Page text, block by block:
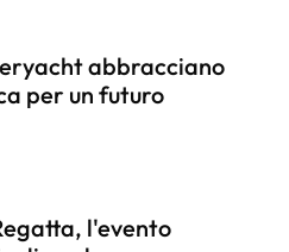
abbracciano
per un futuro
l'evento